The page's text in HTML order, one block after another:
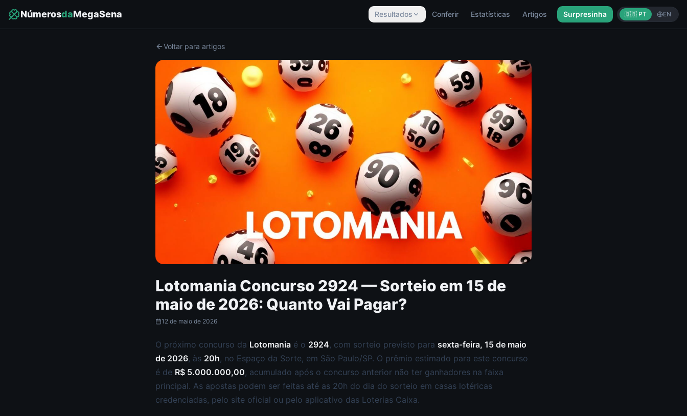
NúmerosdaMegaSena Resultados Conferir Estatísticas Artigos Surpresinha 🇧🇷 PT EN
Voltar para artigos
Lotomania Concurso 2924 — Sorteio em 15 de
maio de 2026: Quanto Vai Pagar?
12 de maio de 2026
O próximo concurso da Lotomania é o 2924, com sorteio previsto para sexta-feira, 15 de maio
de 2026, às 20h, no Espaço da Sorte, em São Paulo/SP. O prêmio estimado para este concurso
é de R$ 5.000.000,00, acumulado após o concurso anterior não ter ganhadores na faixa
principal. As apostas podem ser feitas até as 20h do dia do sorteio em casas lotéricas
credenciadas, pelo site oficial ou pelo aplicativo das Loterias Caixa.